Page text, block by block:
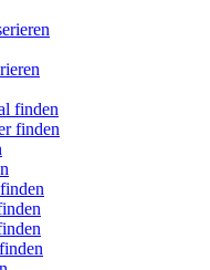
finden
finden